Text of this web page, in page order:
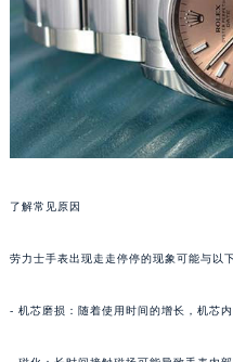
了解常见原因
劳力士手表出现走走停停的现象可能与以
- 机芯磨损：随着使用时间的增长，机芯